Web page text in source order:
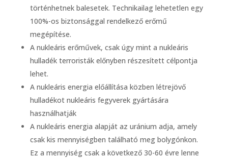
történhetnek balesetek. Technikailag lehetetlen egy
100%-os biztonsággal rendelkező erőmű
megépítése.
A nukleáris erőművek, csak úgy mint a nukleáris
hulladék terroristák előnyben részesített célpontja
lehet.
A nukleáris energia előállítása közben létrejövő
hulladékot nukleáris fegyverek gyártására
használhatják
A nukleáris energia alapját az uránium adja, amely
csak kis mennyiségben található meg bolygónkon.
Ez a mennyiség csak a következő 30-60 évre lenne